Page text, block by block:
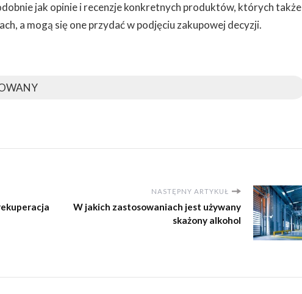
jak opinie i recenzje konkretnych produktów, których także
a mogą się one przydać w podjęciu zakupowej decyzji.
NASTĘPNY ARTYKUŁ
W jakich zastosowaniach jest używany
skażony alkohol